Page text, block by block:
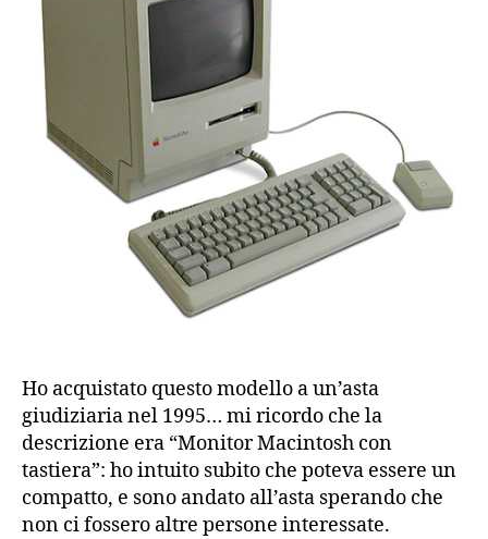
Ho acquistato questo modello a un’asta
giudiziaria nel 1995… mi ricordo che la
descrizione era “Monitor Macintosh con
tastiera”: ho intuito subito che poteva essere un
compatto, e sono andato all’asta sperando che
non ci fossero altre persone interessate.